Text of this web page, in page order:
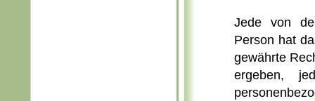
Jede von
Person hat
gewährte
ergeben,